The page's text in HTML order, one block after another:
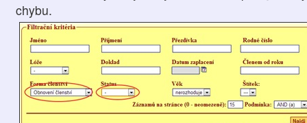
chybu.